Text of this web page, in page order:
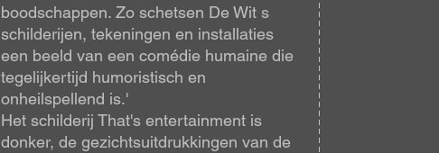
boodschappen. Zo schetsen De Wit s
schilderijen, tekeningen en installaties
een beeld van een comédie humaine die
tegelijkertijd humoristisch en
onheilspellend is.'
Het schilderij That's entertainment is
donker, de gezichtsuitdrukkingen van de